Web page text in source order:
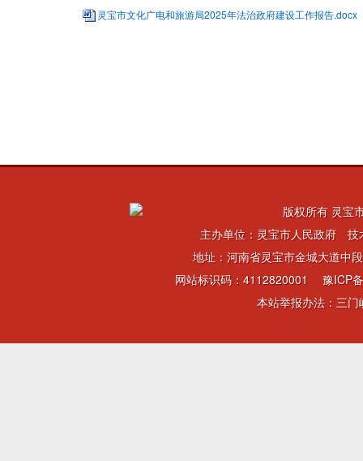
灵宝市文化广电和旅游局2025年法治政府建设工作报告.docx
版权所有 灵宝
主办单位：灵宝市人民政府 技
地址：河南省灵宝市金城大道
网站标识码：4112820001 豫ICP
本站举报办法：三